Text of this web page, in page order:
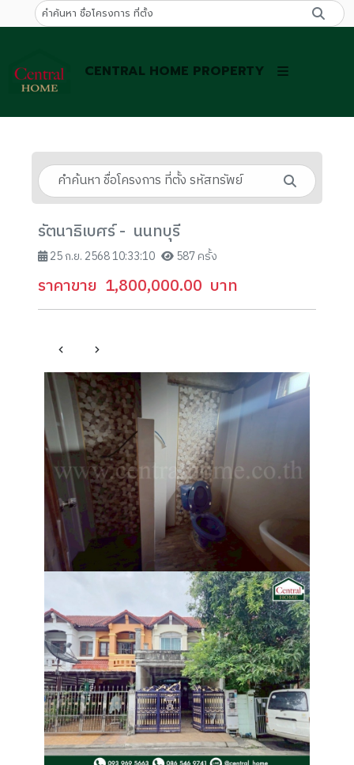
CENTRAL HOME PROPERTY
รัตนาธิเบศร์ - นนทบุรี
25 ก.ย. 2568 10:33:10 587 ครั้ง
ราคาขาย 1,800,000.00 บาท